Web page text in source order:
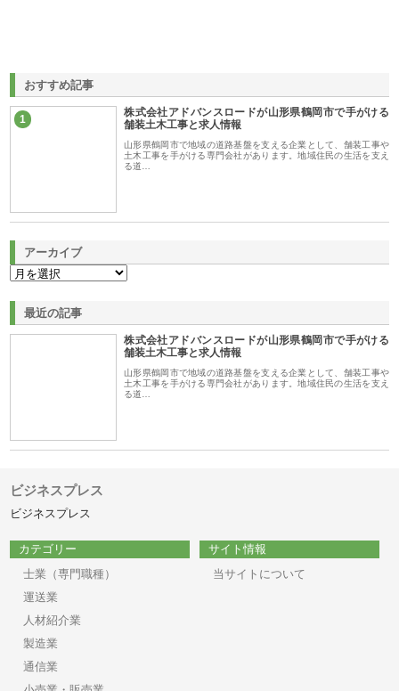
おすすめ記事
1
株式会社アドバンスロードが山形県鶴岡市で手がける
舗装土木工事と求人情報
山形県鶴岡市で地域の道路基盤を支える企業として、舗装工事や
土木工事を手がける専門会社があります。地域住民の生活を支え
る道…
アーカイブ
最近の記事
株式会社アドバンスロードが山形県鶴岡市で手がける
舗装土木工事と求人情報
山形県鶴岡市で地域の道路基盤を支える企業として、舗装工事や
土木工事を手がける専門会社があります。地域住民の生活を支え
る道…
ビジネスプレス
ビジネスプレス
カテゴリー
士業（専門職種）
運送業
人材紹介業
製造業
通信業
サイト情報
当サイトについて